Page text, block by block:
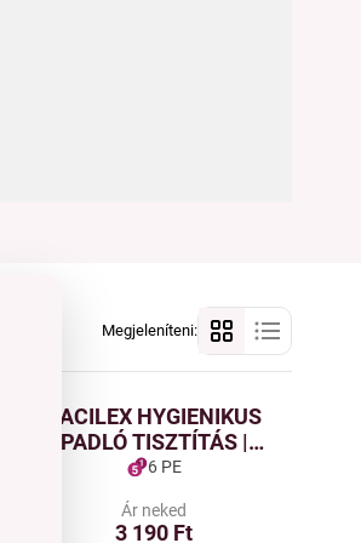
Megjeleníteni:
BACILEX HYGIENIKUS
PADLÓ TISZTÍTÁS |
Univerzális
illat | 500 ml | 25 mosás
6 PE
Ár neked
3 190 Ft